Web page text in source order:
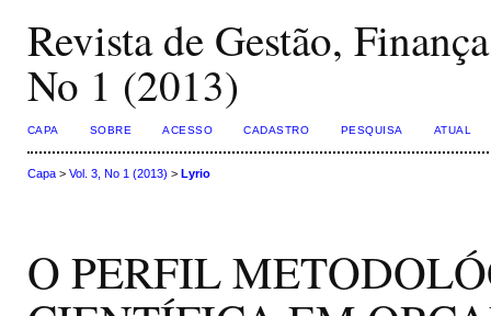
Revista de Gestão,
No 1 (2013)
CAPA SOBRE ACESSO CADASTRO PESQUISA ATUAL
Capa> Vol. 3, No 1 (2013) > Lyrio
O PERFIL